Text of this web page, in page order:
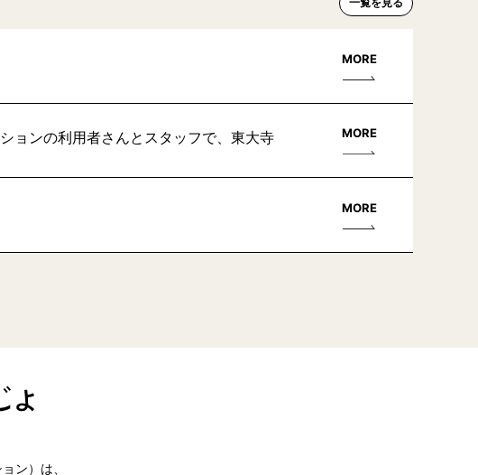
MORE
ョンの利用者さんとスタッフで、東大寺
MORE
MORE
ン）は、